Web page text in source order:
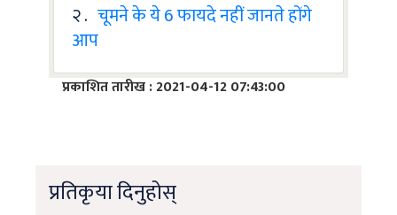
२ . चूमने के ये 6 फायदे नहीं जानते होंगे
आप
प्रकाशित तारीख : 2021-04-12 07:43:00
प्रतिकृया दिनुहोस्